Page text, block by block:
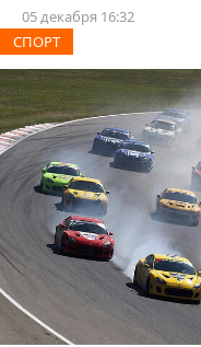
05 декабря 16:32
СПОРТ